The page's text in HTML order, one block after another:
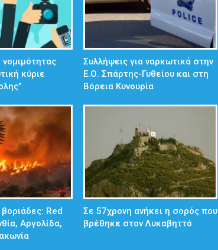
κύριε
Συλλήψεις για ναρκωτικά στην
Ε.Ο. Σπάρτης-Γυθείου και στη
Βόρεια Κυνουρία
βοριάδες: Red
Αργολίδα,
Σε 57χρονη ανήκει η σορός που
βρέθηκε στον Λυκαβηττό